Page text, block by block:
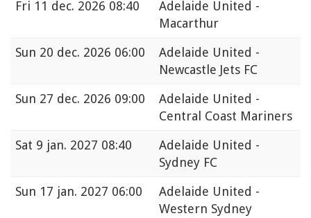
Fri 11 dec. 2026 08:40
Adelaide United -
Macarthur
Sun 20 dec. 2026 06:00
Adelaide United -
Newcastle Jets FC
Sun 27 dec. 2026 09:00
Adelaide United -
Central Coast Mariners
Sat 9 jan. 2027 08:40
Adelaide United -
Sydney FC
Sun 17 jan. 2027 06:00
Adelaide United -
Western Sydney